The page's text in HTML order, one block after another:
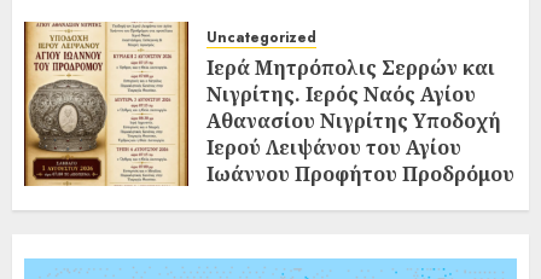
Uncategorized
Ιερά Μητρόπολις Σερρών και
Νιγρίτης. Ιερός Ναός Αγίου
Αθανασίου Νιγρίτης Υποδοχή
Ιερού Λειψάνου του Αγίου
Ιωάννου Προφήτου Προδρόμου